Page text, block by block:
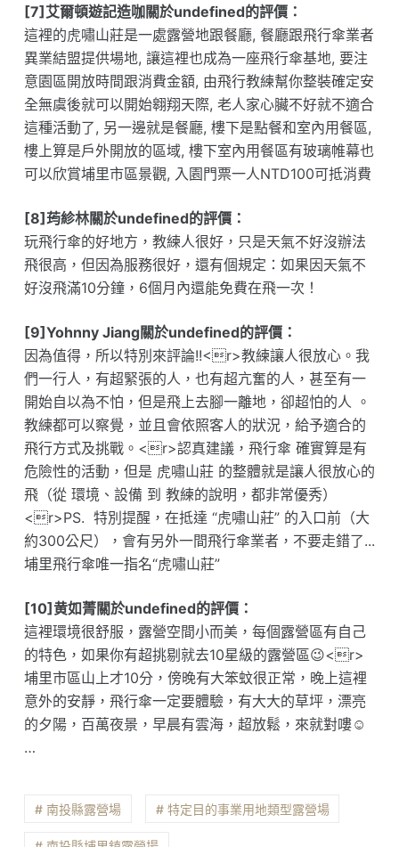
[7]艾爾頓遊記造咖關於undefined的評價：
這裡的虎嘯山莊是一處露營地跟餐廳, 餐廳跟飛行傘業者
異業結盟提供場地, 讓這裡也成為一座飛行傘基地, 要注
意園區開放時間跟消費金額, 由飛行教練幫你整裝確定安
全無虞後就可以開始翱翔天際, 老人家心臟不好就不適合
這種活動了, 另一邊就是餐廳, 樓下是點餐和室內用餐區,
樓上算是戶外開放的區域, 樓下室內用餐區有玻璃帷幕也
可以欣賞埔里市區景觀, 入園門票一人NTD100可抵消費
[8]荺紾林關於undefined的評價：
玩飛行傘的好地方，教練人很好，只是天氣不好沒辦法
飛很高，但因為服務很好，還有個規定：如果因天氣不
好沒飛滿10分鐘，6個月內還能免費在飛一次！
[9]Yohnny Jiang關於undefined的評價：
因為值得，所以特別來評論!!<r>教練讓人很放心。我
們一行人，有超緊張的人，也有超亢奮的人，甚至有一
開始自以為不怕，但是飛上去腳一離地，卻超怕的人 。
教練都可以察覺，並且會依照客人的狀況，給予適合的
飛行方式及挑戰。<r>認真建議，飛行傘 確實算是有
危險性的活動，但是 虎嘯山莊 的整體就是讓人很放心的
飛（從 環境、設備 到 教練的說明，都非常優秀）
<r>PS. 特別提醒，在抵達 “虎嘯山莊” 的入口前（大
約300公尺），會有另外一間飛行傘業者，不要走錯了...
埔里飛行傘唯一指名“虎嘯山莊”
[10]黄如菁關於undefined的評價：
這裡環境很舒服，露營空間小而美，每個露營區有自己
的特色，如果你有超挑剔就去10星級的露營區😉<r>
埔里市區山上才10分，傍晚有大笨蚊很正常，晚上這裡
意外的安靜，飛行傘一定要體驗，有大大的草坪，漂亮
的夕陽，百萬夜景，早晨有雲海，超放鬆，來就對嘍☺️
…
# 南投縣露營場 # 特定目的事業用地類型露營場